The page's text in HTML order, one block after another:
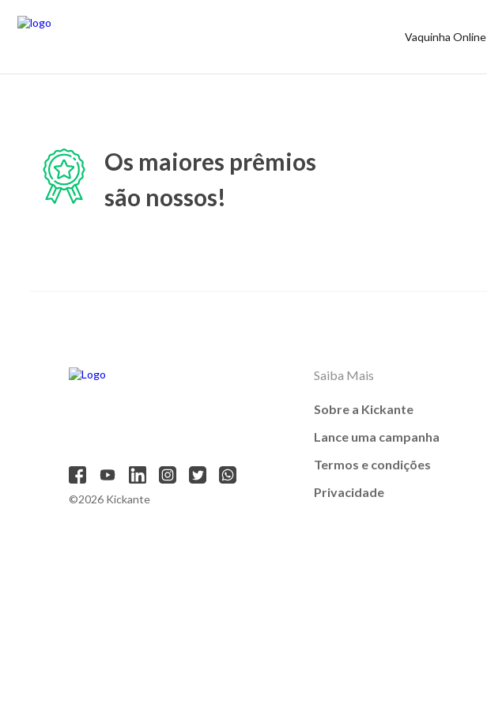
Vaquinha Online
Os maiores prêmios
são nossos!
©2026 Kickante
Saiba Mais
Sobre a Kickante
Lance uma campanha
Termos e condições
Privacidade